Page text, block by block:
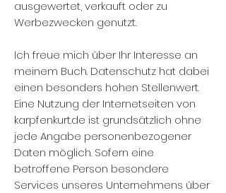
ausgewertet, verkauft oder zu
Werbezwecken genutzt.
Ich freue mich über Ihr Interesse an
meinem Buch. Datenschutz hat dabei
einen besonders hohen Stellenwert.
Eine Nutzung der Internetseiten von
karpfenkurt.de ist grundsätzlich ohne
jede Angabe personenbezogener
Daten möglich. Sofern eine
betroffene Person besondere
Services unseres Unternehmens über